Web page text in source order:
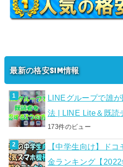
最新の格安SIM情報
LINEグループで誰
法 | LINE Lite＆既読
173件のビュー
【中学生向け】ド
金ランキング【2022